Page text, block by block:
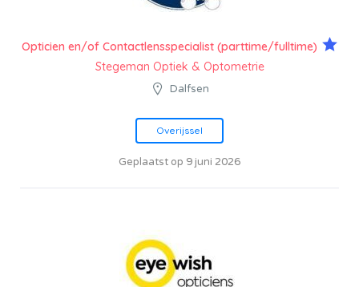
Opticien en/of Contactlensspecialist (parttime/fulltime)
Stegeman Optiek & Optometrie
Dalfsen
Overijssel
Geplaatst op 9 juni 2026